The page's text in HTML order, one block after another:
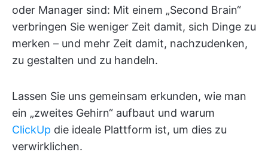
oder Manager sind: Mit einem „Second Brain“
verbringen Sie weniger Zeit damit, sich Dinge zu
merken – und mehr Zeit damit, nachzudenken,
zu gestalten und zu handeln.
Lassen Sie uns gemeinsam erkunden, wie man
ein „zweites Gehirn“ aufbaut und warum
ClickUp die ideale Plattform ist, um dies zu
verwirklichen.